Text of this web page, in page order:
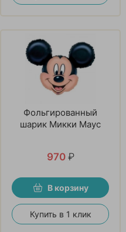
Фольгированный
шарик Микки Маус
970 ₽
В корзину
Купить в 1 клик